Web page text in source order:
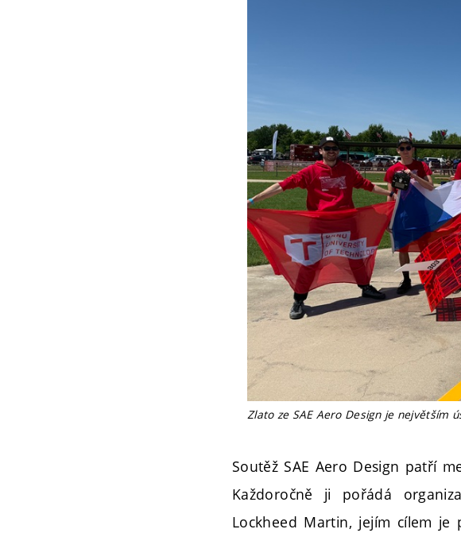
Zlato ze SAE Aero Design je největším
Soutěž SAE Aero Design patří
Každoročně ji pořádá
Lockheed Martin, jejím cílem je